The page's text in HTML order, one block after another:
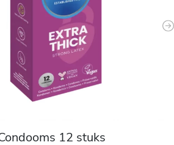
12 stuks